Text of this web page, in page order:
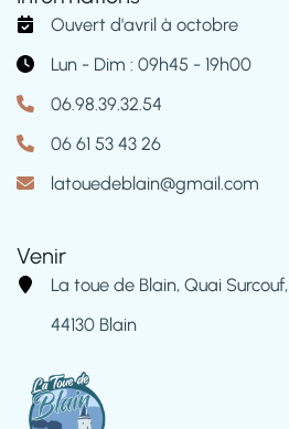
Ouvert d'avril à octobre
Lun - Dim : 09h45 - 19h00
06.98.39.32.54
06 61 53 43 26
latouedeblain@gmail.com
Venir
La toue de Blain, Quai Surcouf,
44130 Blain